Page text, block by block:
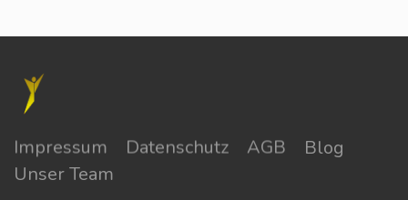
Impressum Datenschutz AGB
Blog
Unser Team